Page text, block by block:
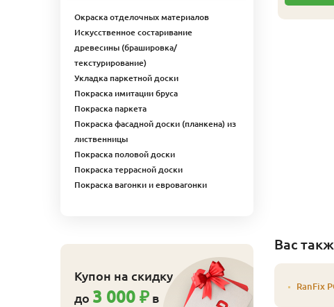
Цветное масло д/
Color-Oill
Вас
RanFix
Окраска отделочных материалов
Искусственное состаривание
древесины (брашировка/
текстурирование)
Укладка паркетной доски
Покраска имитации бруса
Покраска паркета
Покраска фасадной доски (планкена) из
лиственницы
Покраска половой доски
Покраска террасной доски
Покраска вагонки и евровагонки
Купон на скидку
до 3 000 ₽ в